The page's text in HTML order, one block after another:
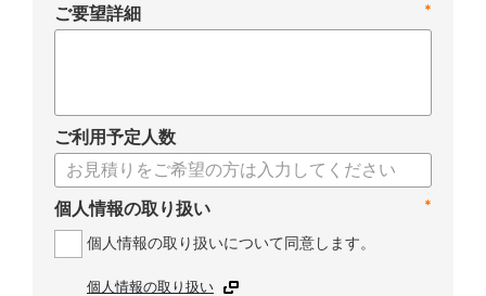
*
ご要望詳細
ご利用予定人数
*
個人情報の取り扱い
個人情報の取り扱いについて同意します。
個人情報の取り扱い